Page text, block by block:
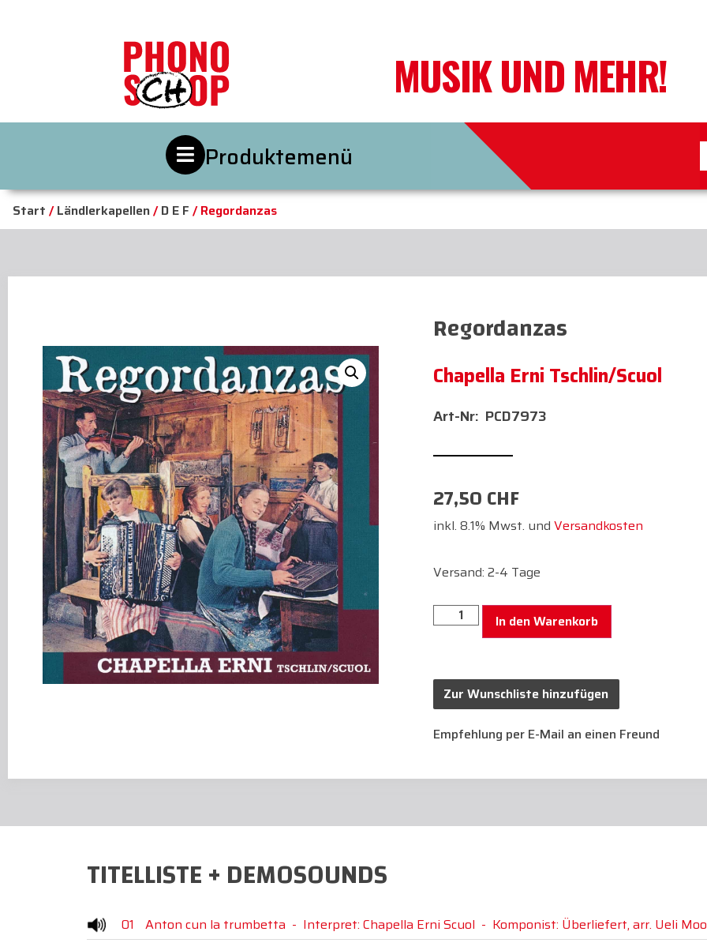
MUSIK UND MEHR!
Produktemenü
Start /Ländlerkapellen/D E F / Regordanzas
Regordanzas
Chapella Erni Tschlin/Scuol
PCD7973
27,50CHF
inkl. 8.1% Mwst. und Versandkosten
Versand: 2-4 Tage
In den Warenkorb
Zur Wunschliste hinzufügen
Empfehlung per E-Mail an einen Freund
TITELLISTE + DEMOSOUNDS
01 Anton cun la trumbetta - Interpret: Chapella Erni Scuol - Komponist: Überliefert, arr. Ueli